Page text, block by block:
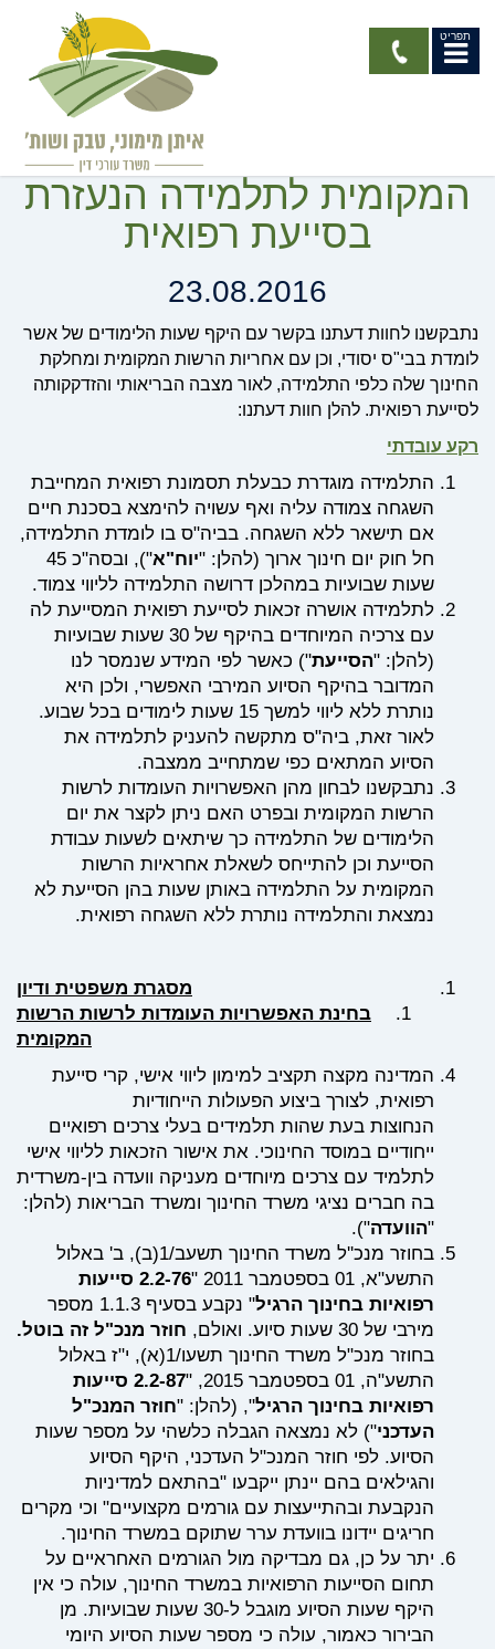
תפריט
חוות דעת - היקף שעות
הלימודים ואחריות הרשות
המקומית לתלמידה הנעזרת
בסייעת רפואית
23.08.2016
נתבקשנו לחוות דעתנו בקשר עם היקף שעות הלימודים של אשר
לומדת בבי"ס יסודי, וכן עם אחריות הרשות המקומית ומחלקת
החינוך שלה כלפי התלמידה, לאור מצבה הבריאותי והזדקקותה
לסייעת רפואית. להלן חוות דעתנו:
רקע עובדתי
התלמידה מוגדרת כבעלת תסמונת רפואית המחייבת
השגחה צמודה עליה ואף עשויה להימצא בסכנת חיים
אם תישאר ללא השגחה. בביה"ס בו לומדת התלמידה,
חל חוק יום חינוך ארוך (להלן: "יוח"א
"), ובסה"כ 45
שעות שבועיות במהלכן דרושה התלמידה לליווי צמוד.
לתלמידה אושרה זכאות לסייעת רפואית המסייעת לה
עם צרכיה המיוחדים בהיקף של 30 שעות שבועיות
(להלן: "הסייעת") כאשר לפי המידע שנמסר לנו
המדובר בהיקף הסיוע המירבי האפשרי, ולכן היא
נותרת ללא ליווי למשך 15 שעות לימודים בכל שבוע.
לאור זאת, ביה"ס מתקשה להעניק לתלמידה את
הסיוע המתאים כפי שמתחייב ממצבה.
נתבקשנו לבחון מהן האפשרויות העומדות לרשות
הרשות המקומית ובפרט האם ניתן לקצר את יום
הלימודים של התלמידה כך שיתאים לשעות עבודת
הסייעת וכן להתייחס לשאלת אחראיות הרשות
המקומית על התלמידה באותן שעות בהן הסייעת לא
נמצאת והתלמידה נותרת ללא השגחה רפואית.
מסגרת משפטית ודיון
בחינת האפשרויות העומדות לרשות הרשות
המקומית
המדינה מקצה תקציב למימון ליווי אישי, קרי סייעת
רפואית, לצורך ביצוע הפעולות הייחודיות
הנחוצות בעת שהות תלמידים בעלי צרכים רפואיים
ייחודיים במוסד החינוכי. את אישור הזכאות לליווי אישי
לתלמיד עם צרכים מיוחדים מעניקה וועדה בין-משרדית
בה חברים נציגי משרד החינוך ומשרד הבריאות (להלן:
"הוועדה").
ב
חוזר מנכ''ל משרד החינוך תשעב/1(ב), ב' באלול
התשע"א, 01 בספטמבר 2011 "
2.2-76 סייעות
רפואיות בחינוך הרגיל
" נקבע בסעיף 1.1.3 מספר
מירבי של 30 שעות סיוע. ואולם,
חוזר מנכ"ל זה בוטל.
בחוזר מנכ"ל משרד החינוך תשעו/1(א), י"ז באלול
התשע"ה, 01 בספטמבר 2015, "
2.2-87 סייעות
רפואיות בחינוך הרגיל", (להלן: "חוזר המנכ"ל
העדכני") לא נמצאה הגבלה כלשהי על מספר שעות
הסיוע. לפי חוזר המנכ"ל העדכני, היקף הסיוע
והגילאים בהם יינתן ייקבעו "בהתאם למדיניות
הנקבעת ובהתייעצות עם גורמים מקצועיים" וכי מקרים
חריגים יידונו בוועדת ערר שתוקם במשרד החינוך.
יתר על כן, גם מבדיקה מול הגורמים האחראיים על
תחום הסייעות הרפואיות במשרד החינוך, עולה כי אין
היקף שעות הסיוע מוגבל ל-30 שעות שבועיות. מן
הבירור כאמור, עולה כי מספר שעות הסיוע היומי